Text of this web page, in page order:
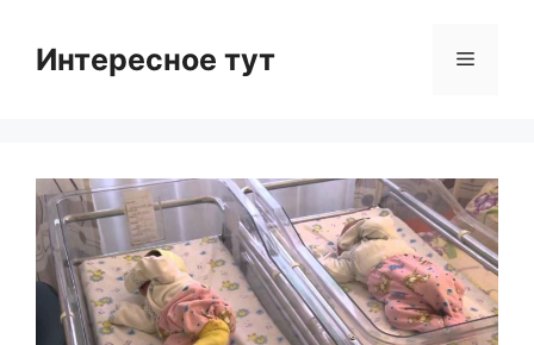
contentИнтересное тут Menu